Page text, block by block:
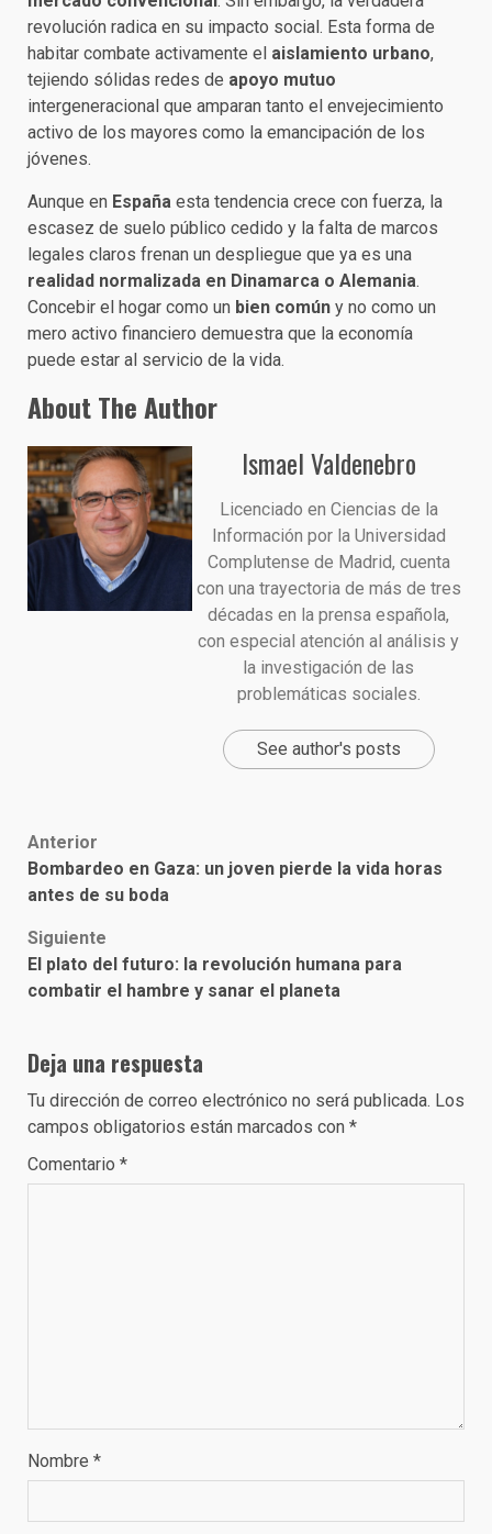
revolución radica en su impacto social. Esta forma de
habitar combate activamente el aislamiento urbano,
tejiendo sólidas redes de apoyo mutuo
intergeneracional que amparan tanto el envejecimiento
activo de los mayores como la emancipación de los
jóvenes.
Aunque en España esta tendencia crece con fuerza, la
escasez de suelo público cedido y la falta de marcos
legales claros frenan un despliegue que ya es una
realidad normalizada en Dinamarca o Alemania.
Concebir el hogar como un bien común y no como un
mero activo financiero demuestra que la economía
puede estar al servicio de la vida.
About The Author
Ismael Valdenebro
Licenciado en Ciencias de la
Información por la Universidad
Complutense de Madrid, cuenta
con una trayectoria de más de tres
décadas en la prensa española,
con especial atención al análisis y
la investigación de las
problemáticas sociales.
See author's posts
Post
navigation
Anterior
Bombardeo en Gaza: un joven pierde la vida horas
antes de su boda
Siguiente
El plato del futuro: la revolución humana para
combatir el hambre y sanar el planeta
Deja una respuesta
Tu dirección de correo electrónico no será publicada. Los
campos obligatorios están marcados con *
Comentario *
Nombre *